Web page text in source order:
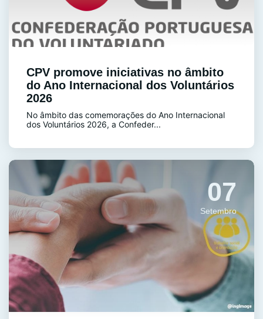
CPV promove iniciativas no âmbito
do Ano Internacional dos Voluntários
2026
No âmbito das comemorações do Ano Internacional
dos Voluntários 2026, a Confeder...
07
Setembro